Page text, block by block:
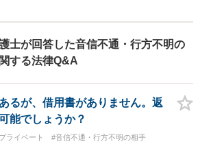
士が回答した音信不通・行方不明の
する法律Q&A
るが、借用書がありません。返
能でしょうか？
ライベート
#音信不通・行方不明の相手